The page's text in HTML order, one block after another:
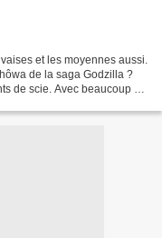
et les moyennes aussi.
de la saga Godzilla ?
de scie. Avec beaucoup de